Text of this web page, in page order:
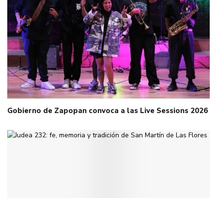
Gobierno de Zapopan convoca a las Live Sessions 2026